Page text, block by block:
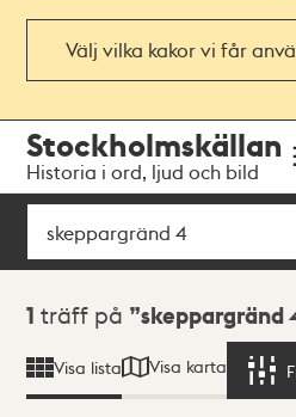
Välj vilka kakor vi får
navigationen
huvudinnehållet
Stockholmskällan
Historia i ord, ljud och bild
Sök
Sökresultat
1 träff på skeppargränd
Visa lista Visa karta